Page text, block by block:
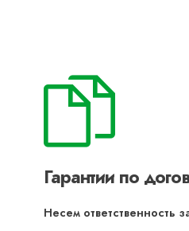
Гарантии по
Несем ответственность